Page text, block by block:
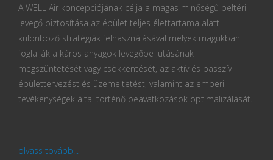
A WELL Air koncepciójának célja a magas minőségű beltéri
levegő biztosítása az épület teljes élettartama alatt
különböző stratégiák felhasználásával melyek magukban
foglalják a káros anyagok levegőbe jutásának
megszüntetését vagy csökkentését, az aktív és passzív
épülettervezést és üzemeltetést, valamint az emberi
tevékenységek által történő beavatkozások optimalizálását.
olvass tovább...